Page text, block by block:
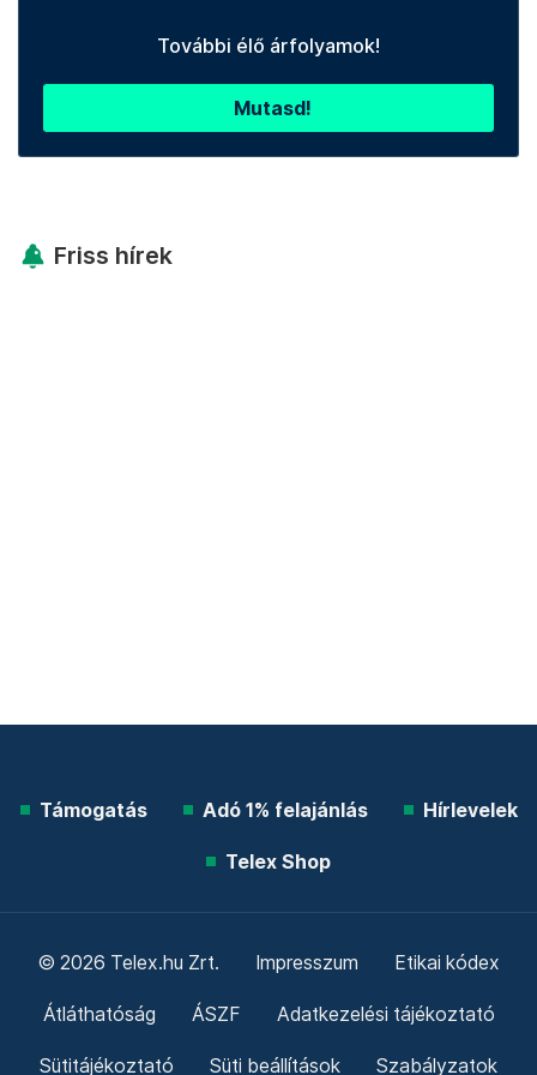
További élő árfolyamok!
Mutasd!
Friss hírek
Támogatás Adó 1% felajánlás Hírlevelek
Telex Shop
© 2026 Telex.hu Zrt. Impresszum Etikai kódex
Átláthatóság ÁSZF Adatkezelési tájékoztató
Sütitájékoztató Süti beállítások Szabályzatok